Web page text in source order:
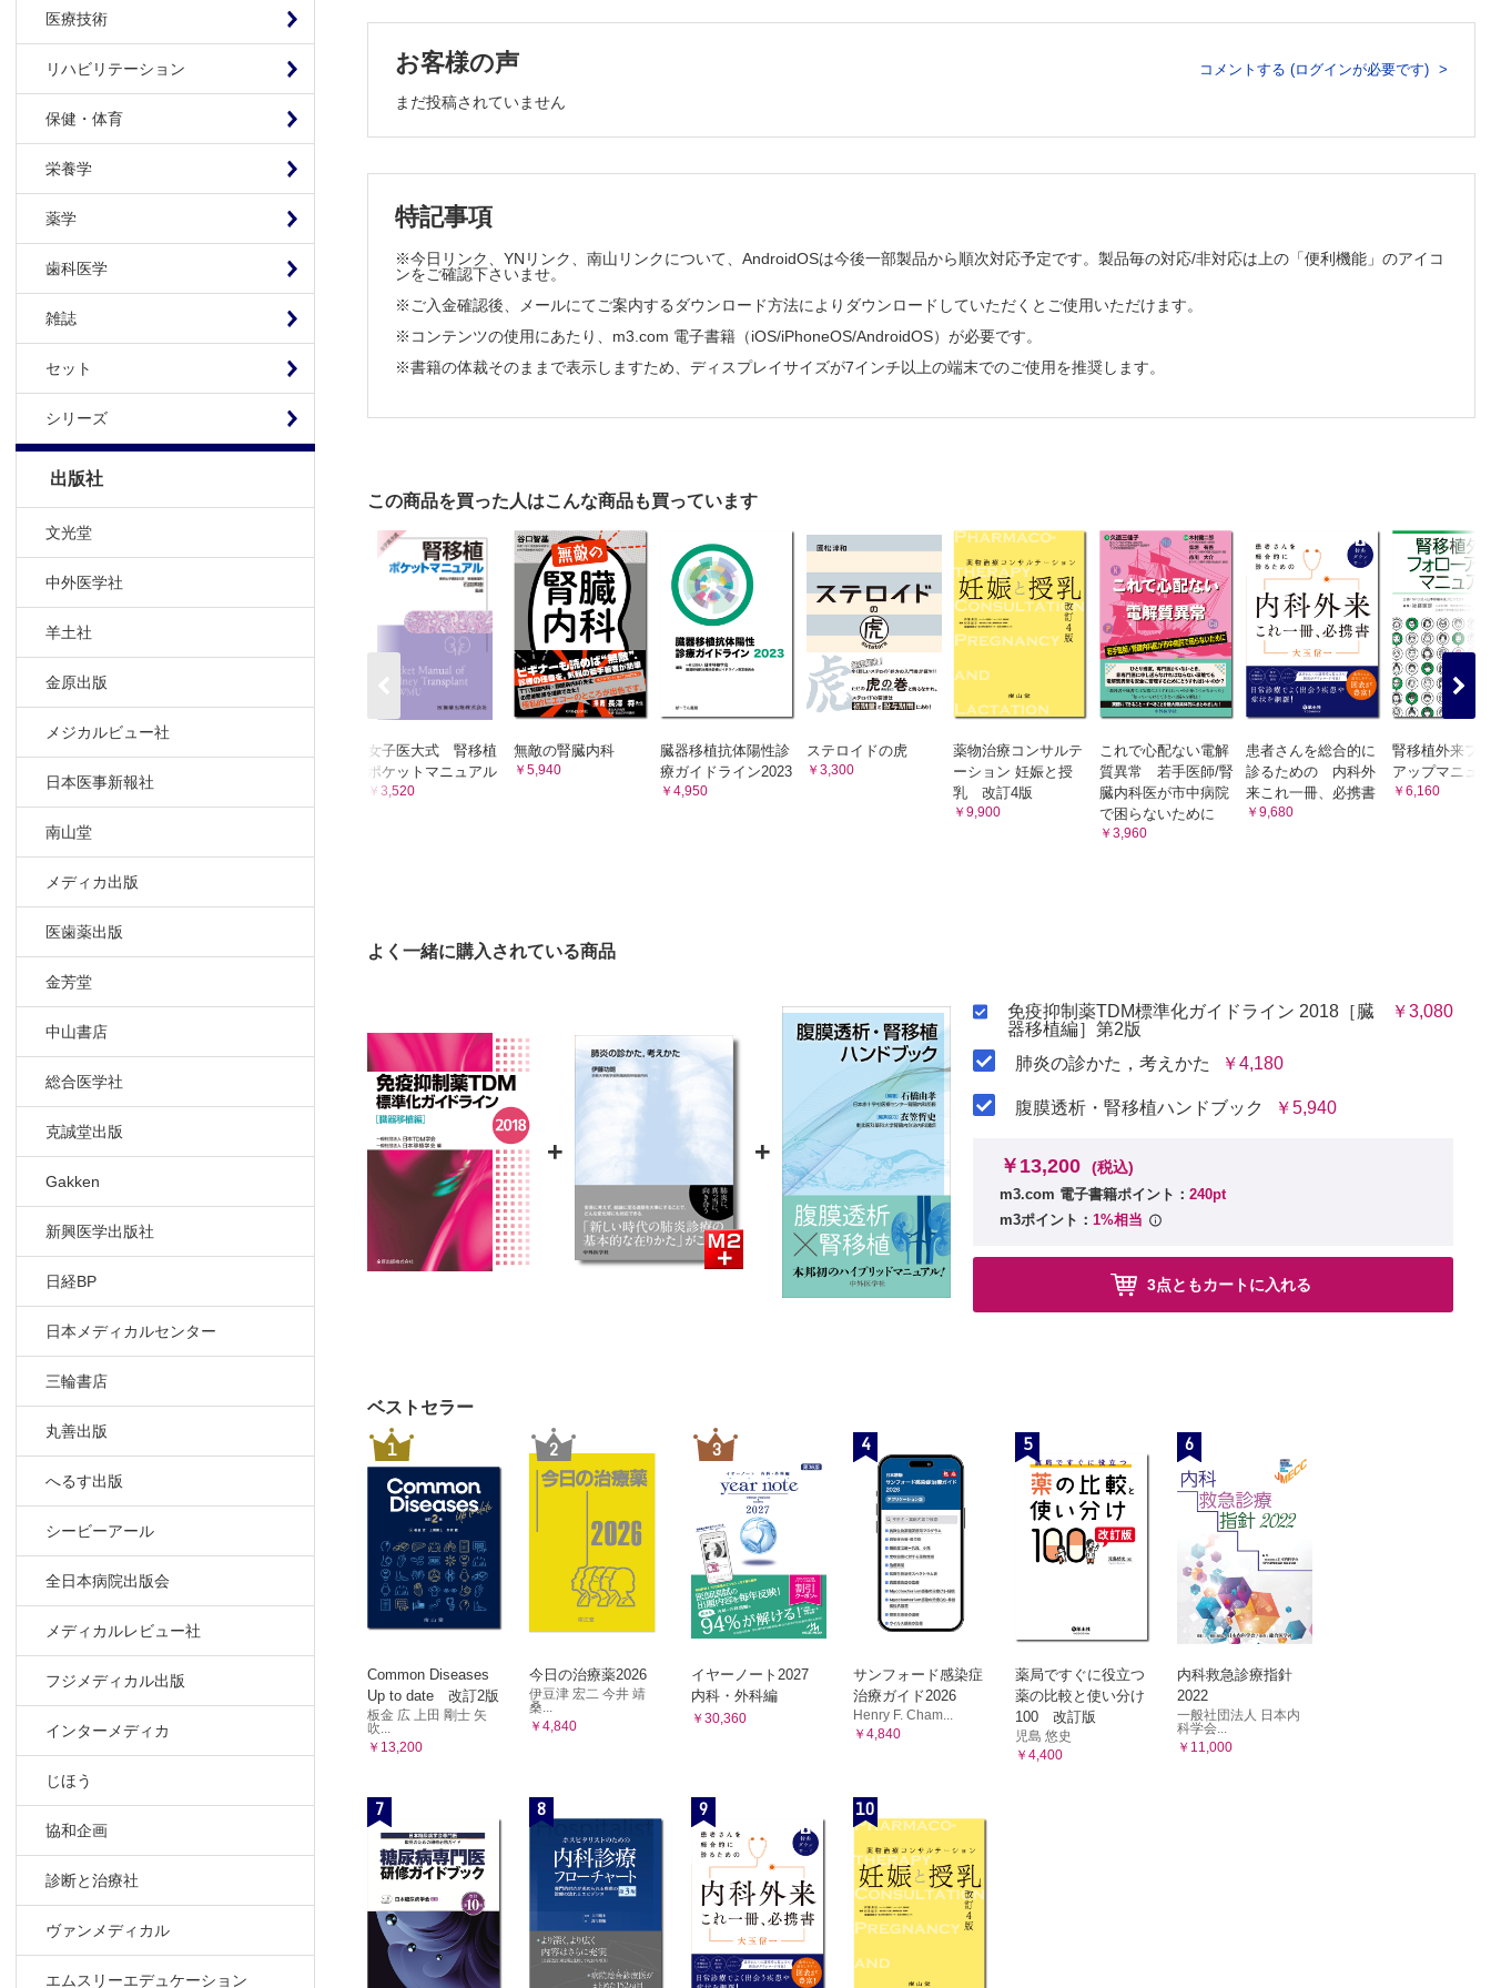
医療技術
リハビリテーション
保健・体育
栄養学
薬学
歯科医学
雑誌
セット
シリーズ
出版社
文光堂
中外医学社
羊土社
金原出版
メジカルビュー社
日本医事新報社
南山堂
メディカ出版
医歯薬出版
金芳堂
中山書店
総合医学社
克誠堂出版
Gakken
新興医学出版社
日経BP
日本メディカルセンター
三輪書店
丸善出版
へるす出版
シービーアール
全日本病院出版会
メディカルレビュー社
フジメディカル出版
インターメディカ
じほう
協和企画
診断と治療社
ヴァンメディカル
エムスリーエデュケーション
CQ 2-5 最初に測定するタイミングは投与開始何日目か。
4 目標血中濃度
5 投与設計
CQ 2-13 男性の性機能に対してミコフェノール酸モフェチルは影響
CQ 2-14 腹膜透析はミコフェノール酸の体内動態に影響を及ぼす
か。
CQ 2-15 血液透析患者にはどう対応すればよいか。
CQ 2-16 肝機能はミコフェノール酸の体内動態に影響を及ぼすか。
CQ 2-17 低アルブミン血症の患者において注意すべき点は何がある
CQ 2-18 小児ではミコフェノール酸の体内動態に影響があるか。
CQ 2-21 糖尿病患者において注意すべき点は何があるか。
CQ 2-22 血中濃度の上昇を引き起こす併用薬にはどのようなものが
あるか。
CQ 2-23 血中濃度の低下を引き起こす併用薬にはどのようなものが
あるか。
CQ 2-24 カルシニューリン阻害薬をタクロリムスからシクロスポリ
ン、またはシクロスポリンからタクロリムスへ切り替える際、ミコ
フェノール酸の血中濃度確認は必要か。
CQ 2-25 マグネシウムおよびアルミニウム含有制酸薬の併用有無が
変わる場合、血中濃度確認は必要か。
CQ 2-26 リファンピシンの併用有無が変わる場合、血中濃度確認は
必要か。
確認は必要か。
CQ 2-28 ステロイドの用量変更時には血中濃度確認は必要か。
CQ 2-29 シプロフロキサシンまたはアモキシシリン・クラブラン酸
り替える際の投与量換算比は。
CQ 2-35 貧血はミコフェノール酸の体内動態に影響を及ぼすか。
CQ 2-36 後発医薬品に切り替える場合、血中濃度測定のタイミング
や目標血中濃度域を調節する必要があるか。
3］エベロリムス（心移植、腎移植、肝移植）
1 TDMの適応
3 TDMの方法（採血ポイントなど）
CQ 3-1 測定試料は何を用いるか。
CQ 3-2 どの採血管を使用するのか。
CQ 3-3 検体保存は冷所か常温か。
b．採血ポイント（タイミング）
CQ 3-4 採血はどのタイミングで行うべきか。
CQ 3-5 最初に測定するタイミングは投与開始何日目か。
6 特定の背景を有する患者など
CQ 3-9 腎機能障害患者へはどう対応すればよいか。
CQ 3-10 肝機能障害患者へはどう対応すればよいか。
CQ 3-11 小児、高齢者、妊婦・授乳婦、血液透析患者へはどう対応
CQ 3-12 移植術後に侵襲性の高い外科的処置の必要な場合（心移
植）はどう対応すればよいか。
7 薬物相互作用
CQ 3-13 薬物相互作用で血中濃度が上がるものは？
CQ 3-14 薬物相互作用で血中濃度が下がるものは？
8 測定法
CQ 3-16 測定法ごとに精度に違いがあるか。
9 遺伝子多型
CQ 3-17 遺伝子多型（CYP3A5、CYP2C19、ABCB1など）の診断
CQ 3-19 タクロリムス併用時とシクロスポリン併用時で、エベロリ
ムスの血中濃度は異なるか。
CQ 1-1 測定試料は何を用いるか。
CQ 1-2 どの採血管を使用するのか。
CQ 1-4 採血はどのタイミングで行うべきか。
c．測定頻度
CQ 1-5 測定の頻度はどのようにすればよいか。
CQ 1-6 静脈注射から経口投与への切り替えの際、測定のタイミングはいつか。
4 目標血中濃度
CQ 1-7 目標血中濃度はどれくらいか。
5 投与設計
CQ 1-8 経口投与の場合、投与法はどうすればよいか。
6 特定の背景を有する患者など
CQ 1-13 腎機能障害患者・透析患者へはどう対応すればよいか。
CQ 1-14 肝機能障害患者へはどう対応すればよいか。
CQ 1-15 小児への投与はどう対応すればよいか。
CQ 1-16 高齢者への投与はどう対応すればよいか。
CQ 1-17 妊婦・授乳婦への投与はどう対応すればよいか。
CQ 1-18 下痢の影響はあるのか。
CQ 1-19 胆汁ドレーン抜去の影響はあるのか。
CQ 1-21 注射製剤を投与する場合、ポンプの選択に注意点はあるか。
CQ 1-22 エベロリムス併用時のタクロリムス、シクロスポリンの目標血中濃度はどれくらいか。
CQ 1-23 カルシニューリン阻害薬の血中濃度に影響を与える薬物相互作用について注意を要する薬物などは何か。
CQ 1-26 測定法ごとに精度の違いがあるか。
CQ 1-28 遺伝子多型の診断は必要か。
10 医療材料の影響
CQ 1-29 どんな材質の点滴チューブを使用すべきか。
11 その他
CQ 1-30 思いがけず高値、低値が出た場合はどう対応すべきか。
CQ 1-31 後発医薬品に切り替える場合、血中濃度測定のタイミングや目標血中濃度域を調節する必要があるか。（タクロリムス、シクロスポリ
ン、ミコフェノール酸モフェチル）
2］ミコフェノール酸
1 TDMの適応
CQ 2-3 検体の保存はどうすればよいか。
b．採血ポイント（タイミング）
CQ 2-4 採血はどのタイミングで行うべきか。
CQ 2-5 最初に測定するタイミングは投与開始何日目か。
c．測定頻度
CQ 2-6 測定の頻度はどのようにすればよいか。
CQ 2-7 投与量変更後何日目に測定するのか。
CQ 2-8 測定すべきイベントはどのような場合か。
CQ 2-9 採血時間のずれはどの程度が許容範囲か。
4 目標血中濃度
CQ 2-10 目標血中濃度はどれくらいか。
5 投与設計
CQ 2-12 腎機能はミコフェノール酸の体内動態に影響を及ぼすか。
CQ 2-13 男性の性機能に対してミコフェノール酸モフェチルは影響するか。
CQ 2-14 腹膜透析はミコフェノール酸の体内動態に影響を及ぼすか。
CQ 2-15 血液透析患者にはどう対応すればよいか。
CQ 2-16 肝機能はミコフェノール酸の体内動態に影響を及ぼすか。
CQ 2-17 低アルブミン血症の患者において注意すべき点は何があるか。
CQ 2-18 小児ではミコフェノール酸の体内動態に影響があるか。
お客様の声 コメントする (ログインが必要です)
まだ投稿されていません
特記事項
※今日リンク、YNリンク、南山リンクについて、AndroidOSは今後一部製品から順次対応予定です。製品毎の対応/非対応は上の「便利機能」のアイコ
ンをご確認下さいませ。
※ご入金確認後、メールにてご案内するダウンロード方法によりダウンロードしていただくとご使用いただけます。
※コンテンツの使用にあたり、m3.com 電子書籍（iOS/iPhoneOS/AndroidOS）が必要です。
※書籍の体裁そのままで表示しますため、ディスプレイサイズが7インチ以上の端末でのご使用を推奨します。
この商品を買った人はこんな商品も買っています
女子医大式 腎移植
ポケットマニュアル
￥3,520
無敵の腎臓内科
￥5,940
臓器移植抗体陽性診
療ガイドライン2023
￥4,950
ステロイドの虎
￥3,300
薬物治療コンサルテ
ーション 妊娠と授
乳 改訂4版
￥9,900
これで心配ない電解
質異常 若手医師/腎
臓内科医が市中病院
で困らないために
￥3,960
患者さんを総合的に
診るための 内科外
来これ一冊、必携書
￥9,680
腎移植外来フ
アップマニュ
￥6,160
よく一緒に購入されている商品
+ +
免疫抑制薬TDM標準化ガイドライン 2018［臓
器移植編］第2版
￥3,080
肺炎の診かた，考えかた ￥4,180
腹膜透析・腎移植ハンドブック ￥5,940
￥13,200 (税込)
m3.com 電子書籍ポイント： 240pt
m3ポイント： 1%相当
3点ともカートに入れる
ベストセラー
1
Common Diseases
Up to date 改訂2版
板金 広 上田 剛士 矢
吹...
￥13,200
2
今日の治療薬2026
伊豆津 宏二 今井 靖
桑...
￥4,840
3
イヤーノート2027
内科・外科編
￥30,360
4
サンフォード感染症
治療ガイド2026
Henry F. Cham...
￥4,840
5
薬局ですぐに役立つ
薬の比較と使い分け
100 改訂版
児島 悠史
￥4,400
6
内科救急診療指針
2022
一般社団法人 日本内
科学会...
￥11,000
7 8 9 10